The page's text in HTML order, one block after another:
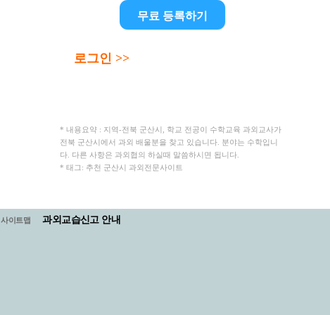
무료 등록하기
로그인 >>
* 내용요약 : 지역-전북 군산시, 학교 전공이 수학교육 과외교사가
전북 군산시에서 과외 배울분을 찾고 있습니다. 분야는 수학입니
다. 다른 사항은 과외협의 하실때 말씀하시면 됩니다.
* 태그: 추천 군산시 과외전문사이트
사이트맵 과외교습신고 안내